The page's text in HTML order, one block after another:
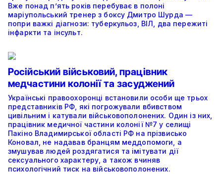
Вже понад п’ять років перебуває в полоні
маріупольський тренер з боксу Дмитро Шурда —
попри важкі діагнози: туберкульоз, ВІЛ, два пережиті
інфаркти та інсульт.
Російський військовий, працівник
медчастини колонії та засуджений
Українські правоохоронці встановили особи ще трьох
представників РФ, які погрожували вбивством
цивільним і катували військовополонених. Один із них,
працівник медичної частини колонії №7 у селищі
Пакіно Владимирської області РФ на прізвисько
Коновал, не надавав бранцям меддопомоги, а
змушував людей роздягатися та імітувати дії
сексуального характеру, а також вчиняв
психологічний тиск на військовополонених.